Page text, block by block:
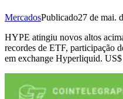
MercadosPublicado27 de mai.
HYPE atingiu novos altos
recordes de ETF, participação
em exchange Hyperliquid.